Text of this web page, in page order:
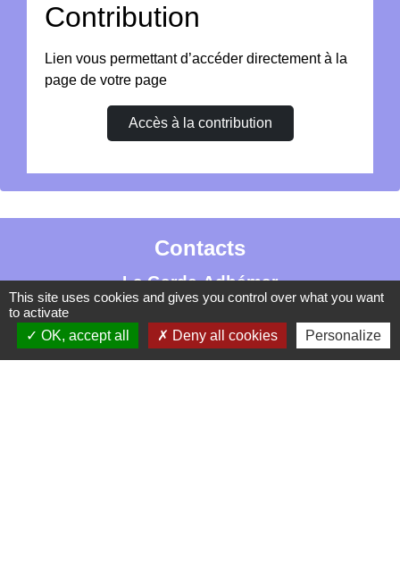
Contribution
Lien vous permettant d’accéder directement à la
page de votre page
Accès à la contribution
Contacts
La Garde-Adhémar
25, rue Pauline de Simiane
26700 La Garde-Adhémar - FRANCE
+33 4 75 04 41 09
This site uses cookies and gives you control over what you want
to activate
OK, accept all
Deny all cookies Personalize